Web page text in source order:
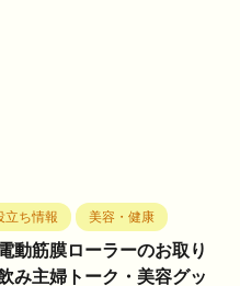
立ち情報 美容・健康
動筋膜ローラーのお取り
み主婦トーク・美容グッ